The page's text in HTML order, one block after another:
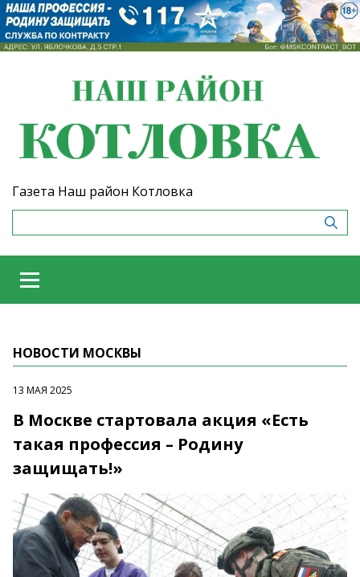
Газета Наш район Котловка
НОВОСТИ МОСКВЫ
13 МАЯ 2025
В Москве стартовала акция «Есть
такая профессия – Родину
защищать!»